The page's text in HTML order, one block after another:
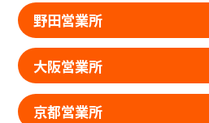
野田営業所
大阪営業所
京都営業所